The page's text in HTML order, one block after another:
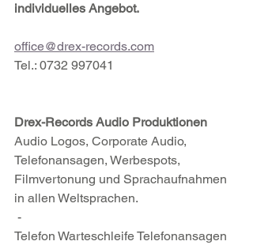
individuelles Angebot.
office@drex-records.com
Tel.: 0732 997041
Drex-Records Audio Produktionen
Audio Logos, Corporate Audio,
Telefonansagen, Werbespots,
Filmvertonung und Sprachaufnahmen
in allen Weltsprachen.
-
Telefon Warteschleife Telefonansagen